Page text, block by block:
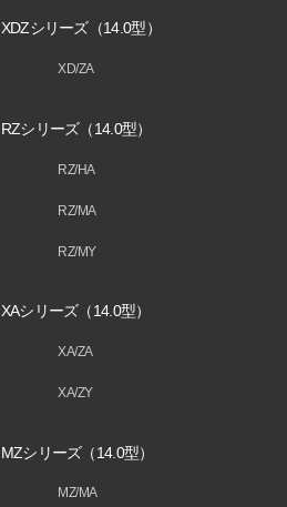
XDZシリーズ（14.0型）
XD/ZA
RZシリーズ（14.0型）
RZ/HA
RZ/MA
RZ/MY
XAシリーズ（14.0型）
XA/ZA
XA/ZY
MZシリーズ（14.0型）
MZ/MA